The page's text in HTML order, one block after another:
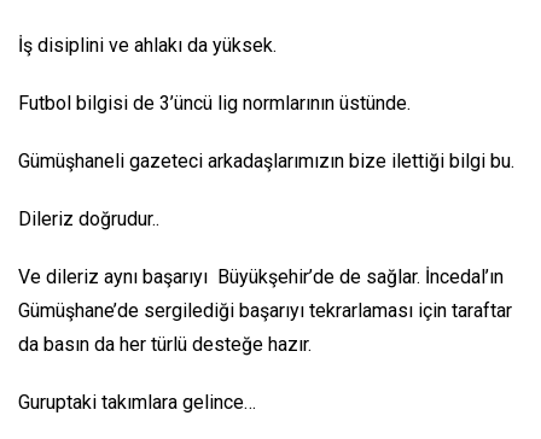
İş disiplini ve ahlakı da yüksek.
Futbol bilgisi de 3’üncü lig normlarının üstünde.
Gümüşhaneli gazeteci arkadaşlarımızın bize ilettiği bilgi bu.
Dileriz doğrudur..
Ve dileriz aynı başarıyı Büyükşehir’de de sağlar. İncedal’ın
Gümüşhane’de sergilediği başarıyı tekrarlaması için taraftar
da basın da her türlü desteğe hazır.
Guruptaki takımlara gelince…